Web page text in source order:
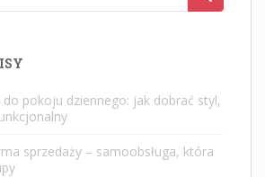
pokoju dziennego: jak dobrać styl,
sprzedaży – samoobsługa, która